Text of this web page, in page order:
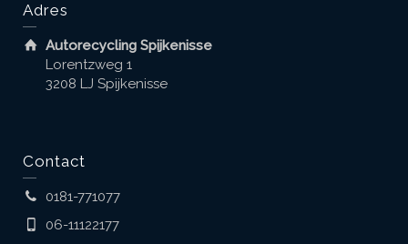
Adres
Autorecycling Spijkenisse
Lorentzweg 1
3208 LJ Spijkenisse
Contact
0181-771077
06-11122177